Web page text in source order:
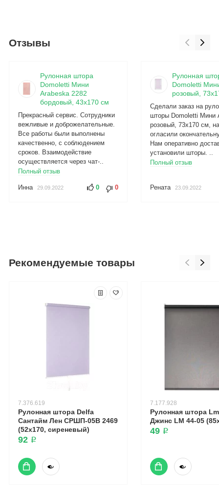
Отзывы
Рулонная штора
Domoletti Мини
Arabeska 2282
бордовый, 43x170 см
Прекрасный сервис. Сотрудники
вежливые и доброжелательные.
Все работы были выполнены
качественно, с соблюдением
сроков. Взаимодействие
осуществляется через чат-..
Полный отзыв
Инна 29.09.2022 0 0
Рулонная
Domoletti
розовый,
Сделали заказ на
шторы Domoletti Мини
розовый, 73x170 см,
огласили
Нам оперативно
установили шторы. ..
Полный отзыв
Рената 23.09.2022
Рекомендуемые товары
7.376.619
Рулонная штора Delfa
Сантайм Лен СРШП-05В 2469
(52x170, сиреневый)
92 ₽
7.177.928
Рулонная штора
Джинс LM 44-05
49 ₽